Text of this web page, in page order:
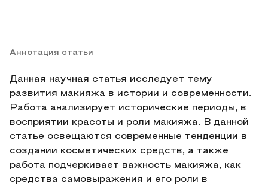
Аннотация статьи
Данная научная статья исследует тему
развития макияжа в истории и современности.
Работа анализирует исторические периоды, в
восприятии красоты и роли макияжа. В данной
статье освещаются современные тенденции в
создании косметических средств, а также
работа подчеркивает важность макияжа, как
средства самовыражения и его роли в